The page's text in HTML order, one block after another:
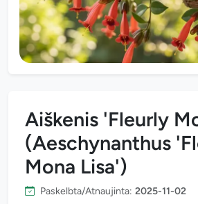
Aiškenis 'Fleurly
(Aeschynanthus
Mona Lisa')
Paskelbta/Atnaujinta: 2025-11-02